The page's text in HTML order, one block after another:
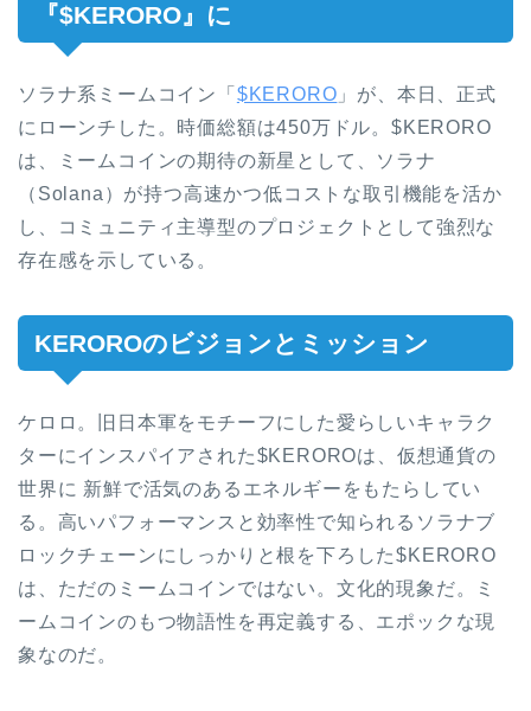
『$KERORO』に
ソラナ系ミームコイン「 $KERORO 」が、本日、正式
にローンチした。時価総額は450万ドル。$KERORO
は、ミームコインの期待の新星として、ソラナ
（Solana）が持つ高速かつ低コストな取引機能を活か
し、コミュニティ主導型のプロジェクトとして強烈な
存在感を示している。
KEROROのビジョンとミッション
ケロロ。旧日本軍をモチーフにした愛らしいキャラク
ターにインスパイアされた$KEROROは、仮想通貨の
世界に 新鮮で活気のあるエネルギーをもたらしてい
る。高いパフォーマンスと効率性で知られるソラナブ
ロックチェーンにしっかりと根を下ろした$KERORO
は、ただのミームコインではない。文化的現象だ。ミ
ームコインのもつ物語性を再定義する、エポックな現
象なのだ。